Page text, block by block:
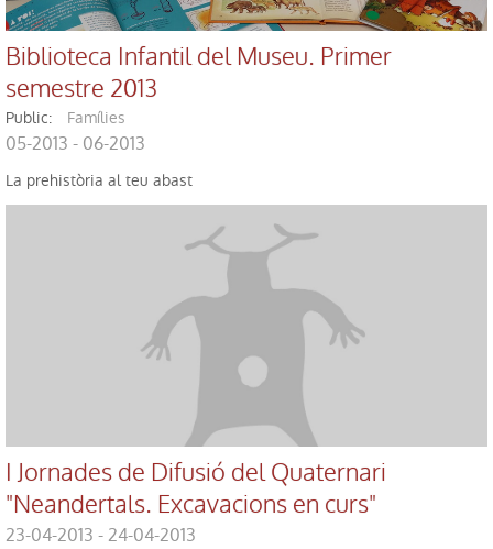
Biblioteca Infantil del Museu. Primer
semestre 2013
public: Famílies
05-2013 - 06-2013
La prehistòria al teu abast
I Jornades de Difusió del Quaternari
"Neandertals. Excavacions en curs"
23-04-2013 - 24-04-2013